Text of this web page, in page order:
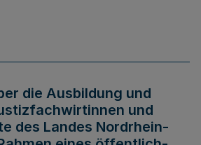
die Ausbildung und
und
des Landes Nordrhein-